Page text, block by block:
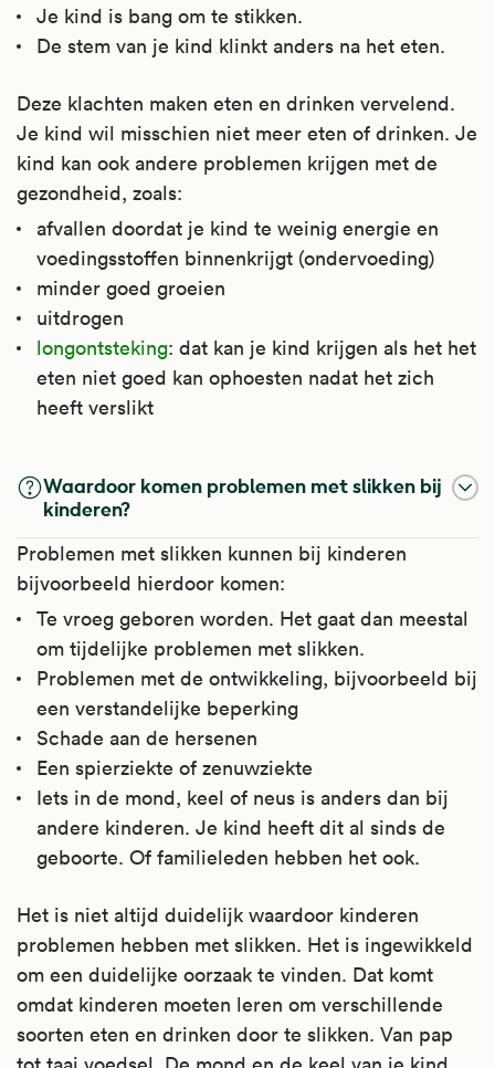
Je kind is bang om te stikken.
De stem van je kind klinkt anders na het eten.
Deze klachten maken eten en drinken vervelend.
Je kind wil misschien niet meer eten of drinken. Je
kind kan ook andere problemen krijgen met de
gezondheid, zoals:
afvallen doordat je kind te weinig energie en
voedingsstoffen binnenkrijgt (ondervoeding)
minder goed groeien
uitdrogen
longontsteking: dat kan je kind krijgen als het het
eten niet goed kan ophoesten nadat het zich
heeft verslikt
Waardoor komen problemen met slikken bij
kinderen?
Problemen met slikken kunnen bij kinderen
bijvoorbeeld hierdoor komen:
Te vroeg geboren worden. Het gaat dan meestal
om tijdelijke problemen met slikken.
Problemen met de ontwikkeling, bijvoorbeeld bij
een verstandelijke beperking
Schade aan de hersenen
Een spierziekte of zenuwziekte
Iets in de mond, keel of neus is anders dan bij
andere kinderen. Je kind heeft dit al sinds de
geboorte. Of familieleden hebben het ook.
Het is niet altijd duidelijk waardoor kinderen
problemen hebben met slikken. Het is ingewikkeld
om een duidelijke oorzaak te vinden. Dat komt
omdat kinderen moeten leren om verschillende
soorten eten en drinken door te slikken. Van pap